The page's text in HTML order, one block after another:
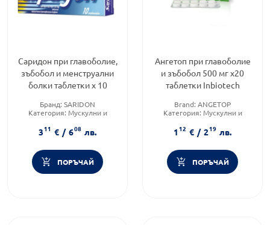
Саридон при главоболие,
зъбобол и менструални
болки таблетки х 10
Бранд: SARIDON
Категория: Мускулни и
Приложение:орално
311 € / 608 лв.
ПОРЪЧАЙ
Ангетоп при главоболие
и зъбобол 500 мг х20
таблетки Inbiotech
Brand: ANGETOP
Категория: Мускулни и
Форма на продукта:таблетки
112 € / 219 лв.
ПОРЪЧАЙ